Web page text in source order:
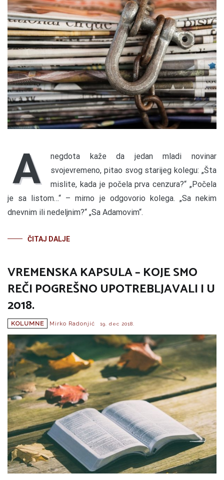
A
negdota kaže da jedan mladi novinar
svojevremeno, pitao svog starijeg kolegu: „Šta
mislite, kada je počela prva cenzura?“ „Počela
je sa listom…“ – mirno je odgovorio kolega. „Sa nekim
dnevnim ili nedeljnim?“ „Sa Adamovim“.
ČITAJ DALJE
VREMENSKA KAPSULA – KOJE SMO
REČI POGREŠNO UPOTREBLJAVALI I U
2018.
KOLUMNE Mirko Radonjić 19. dec 2018.